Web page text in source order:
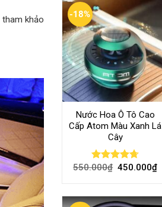
tham khảo
-18%
Nước Hoa Ô Tô Cao
Cấp Atom Màu Xanh Lá
Cây
Rated4.70
550.000₫ 450.000₫